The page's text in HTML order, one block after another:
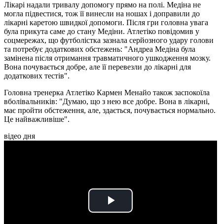
Лікарі надали тривалу допомогу прямо на полі. Медіна не
могла підвестися, тож її винесли на ношах і доправили до
лікарні каретою швидкої допомоги. Після гри головна увага
була прикута саме до стану Медіни. Атлетіко повідомив у
соцмережах, що футболістка зазнала серйозного удару голови
та потребує додаткових обстежень: "Андреа Медіна була
замінена після отримання травматичного ушкодження мозку.
Вона почувається добре, але її перевезли до лікарні для
додаткових тестів".
Головна тренерка Атлетіко Кармен Менайо також заспокоїла
вболівальників: "Думаю, що з нею все добре. Вона в лікарні,
має пройти обстеження, але, здається, почувається нормально.
Це найважливіше".
відео дня
Play